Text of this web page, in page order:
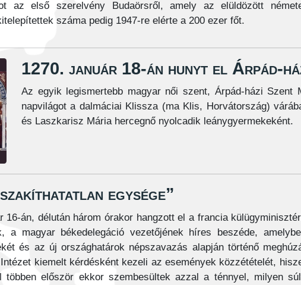
az első szerelvény Budaörsről, amely az elüldözött
száma pedig 1947-re elérte a 200 ezer főt.
1270. január 18-án hunyt el Árpád-
Az egyik legismertebb magyar női szent, Árpád-házi Szent
napvilágot a dalmáciai Klissza (ma Klis, Horvátország)
és Laszkarisz Mária hercegnő nyolcadik leánygyermekeként.
egysége”
16-án, délután három órakor hangzott el a francia
a magyar békedelegáció vezetőjének híres beszéde,
és az új országhatárok népszavazás alapján történő
kiemelt kérdésként kezeli az események közzétételét,
többen először ekkor szembesültek azzal a ténnyel, milyen